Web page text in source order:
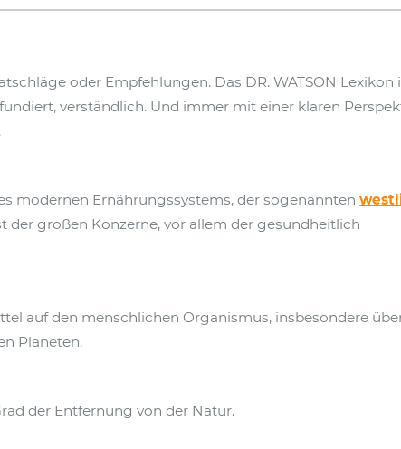
oder Empfehlungen. Das DR. WATSON
verständlich. Und immer mit einer klaren
modernen Ernährungssystems, der sogenannten
der großen Konzerne, vor allem der gesundheitlich
auf den menschlichen Organismus, insbesondere
Planeten.
der Entfernung von der Natur.